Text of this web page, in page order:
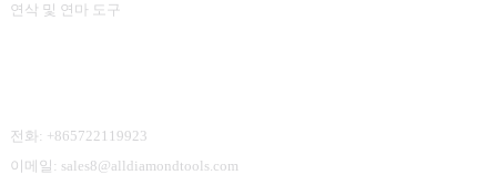
연삭 및 연마 도구
전화: +865722119923
이메일: sales8@alldiamondtools.com